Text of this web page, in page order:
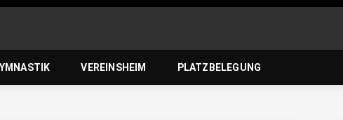
VEREINSHEIM PLATZBELEGUNG